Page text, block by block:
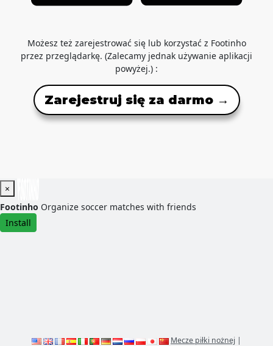
Możesz też zarejestrować się lub korzystać z Footinho
przez przeglądarkę. (Zalecamy jednak używanie aplikacji
powyżej.) :
Zarejestruj się za darmo →
×
Footinho Organize soccer matches with friends
Install
Mecze piłki nożnej |